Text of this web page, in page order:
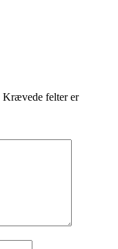
Krævede felter er